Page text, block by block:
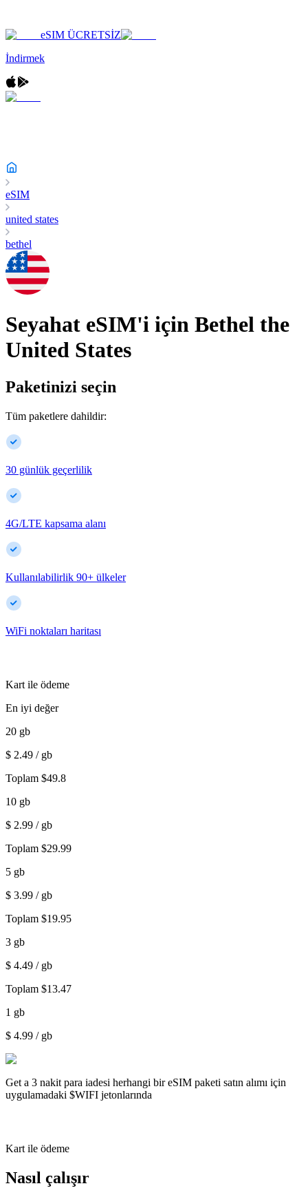
eSIM ÜCRETSİZ
İndirmek
eSIM
united states
bethel
Seyahat eSIM'i için Bethel the
United States
Paketinizi seçin
Tüm paketlere dahildir:
30 günlük geçerlilik
4G/LTE kapsama alanı
Kullanılabilirlik 90+ ülkeler
WiFi noktaları haritası
Kart ile ödeme
En iyi değer
20 gb
$ 2.49 / gb
Toplam $49.8
10 gb
$ 2.99 / gb
Toplam $29.99
5 gb
$ 3.99 / gb
Toplam $19.95
3 gb
$ 4.49 / gb
Toplam $13.47
1 gb
$ 4.99 / gb
Get a 3 nakit para iadesi herhangi bir eSIM paketi satın alımı için
uygulamadaki $WIFI jetonlarında
Kart ile ödeme
Nasıl çalışır